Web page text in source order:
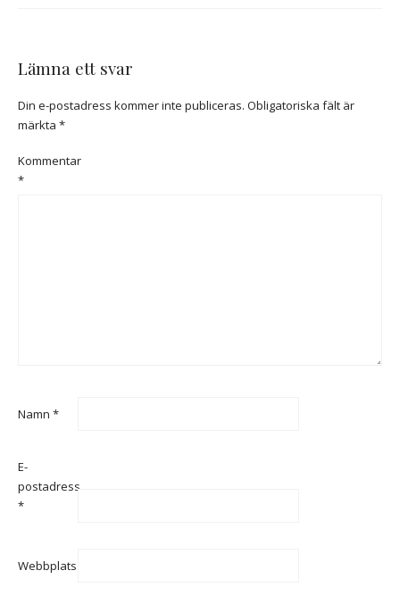
Lämna ett svar
Din e-postadress kommer inte publiceras. Obligatoriska fält är
märkta *
Kommentar
*
Namn *
E-
postadress
*
Webbplats